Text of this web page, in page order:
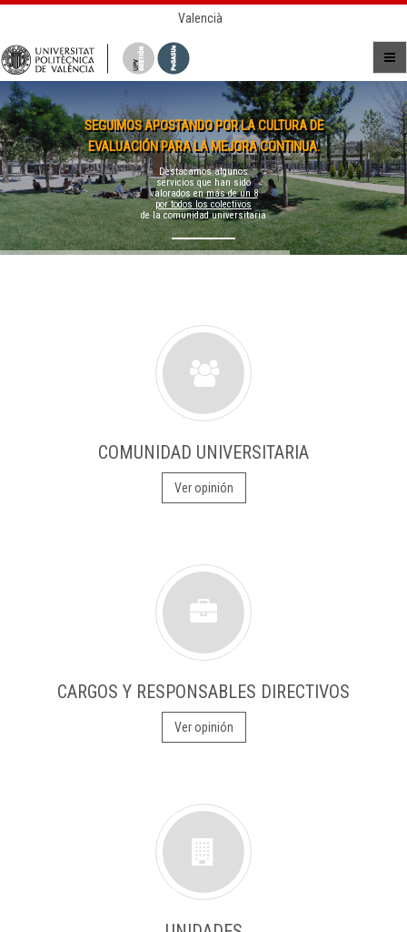
Valencià
SEGUIMOS APOSTANDO POR LA CULTURA DE
EVALUACIÓN PARA LA MEJORA CONTINUA.
Destacamos algunos
servicios que han sido
valorados enmás de un 8
por todos los colectivos
de la comunidad universitaria
COMUNIDAD UNIVERSITARIA
Ver opinión
CARGOS Y RESPONSABLES DIRECTIVOS
Ver opinión